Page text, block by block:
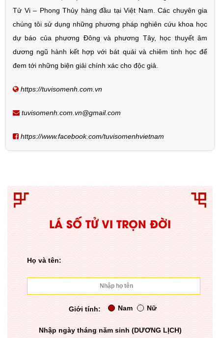
Tử Vi – Phong Thủy hàng đầu tại Việt Nam. Các chuyên gia
chúng tôi sử dụng những phương pháp nghiên cứu khoa học
dự báo của phương Đông và phương Tây, học thuyết âm
dương ngũ hành kết hợp với bát quái và chiêm tinh học để
đem tới những biện giải chính xác cho độc giả.
https://tuvisomenh.com.vn
tuvisomenh.com.vn@gmail.com
https://www.facebook.com/tuvisomenhvietnam
LÁ SỐ TỬ VI TRỌN ĐỜI
Họ và tên:
Giới tính: Nam Nữ
Nhập ngày tháng năm sinh (DƯƠNG LỊCH)